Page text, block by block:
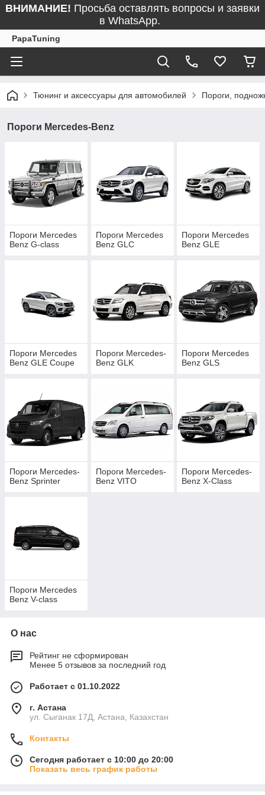
ВНИМАНИЕ! Просьба оставлять вопросы и заявки
в WhatsApp.
PapaTuning
Тюнинг и аксессуары для автомобилей Пороги,
Пороги Mercedes-Benz
Пороги Mercedes
Benz G-class
Пороги Mercedes
Benz GLC
Пороги Mercedes
Benz GLE
Пороги Mercedes
Benz GLE Coupe
Пороги Mercedes-
Benz GLK
Пороги Mercedes
Benz GLS
Пороги Mercedes-
Benz Sprinter
Пороги Mercedes-
Benz VITO
Пороги Mercedes-
Benz X-Class
Пороги Mercedes
Benz V-class
О нас
Рейтинг не сформирован
Менее 5 отзывов за последний год
Работает с 01.10.2022
г. Астана
ул. Сыганак 17Д, Астана, Казахстан
Контакты
Сегодня работает с 10:00 до 20:00
Показать весь график работы